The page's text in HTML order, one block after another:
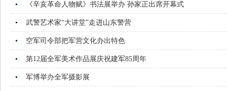
《辛亥革命人物赋》书法展举办 孙家正出席开幕式
武警艺术家“大讲堂”走进山东警营
空军司令部把军营文化办出特色
第12届全军美术作品展庆祝建军85周年
军博举办全军摄影展